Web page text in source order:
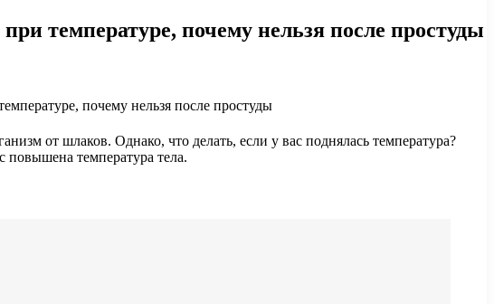
температуре, почему нельзя после простуды
от шлаков. Однако, что делать, если у вас поднялась температура?
повышена температура тела.